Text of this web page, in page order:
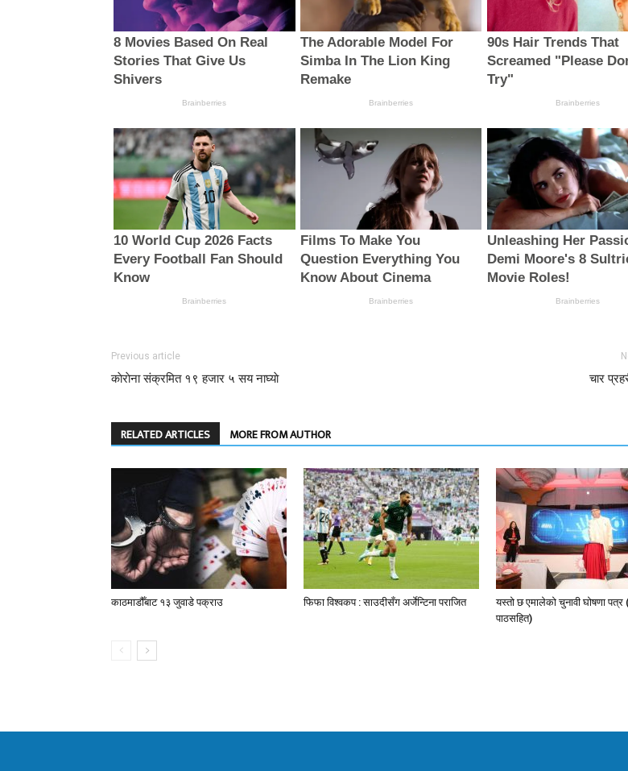
Previous article
काेराेना संक्रमित १९ हजार ५ सय नाघ्याे चार
RELATED ARTICLES MORE FROM AUTHOR
काठमाडौँबाट १३ जुवाडे पक्राउ फिफा विश्वकप : साउदीसँग अर्जेन्टिना पराजित
यस्तो छ एमालेको चुनावी घोषणा पत्र
पाठसहित)